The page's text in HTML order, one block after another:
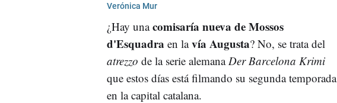
Verónica Mur
¿Hay unacomisaría nueva de Mossos
d'Esquadra en lavía Augusta? No, se trata del
atrezzo de la serie alemana Der Barcelona Krimi
que estos días está filmando su segunda temporada
en la capital catalana.